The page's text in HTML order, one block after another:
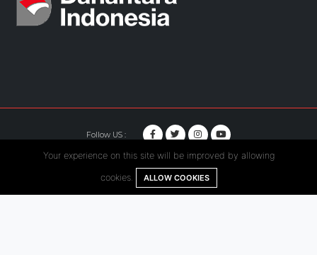
Follow US :
© Copyright 2020. Hutama Karya All Rights Reserved.
Your experience on this site will be improved by allowing
cookies. ALLOW COOKIES